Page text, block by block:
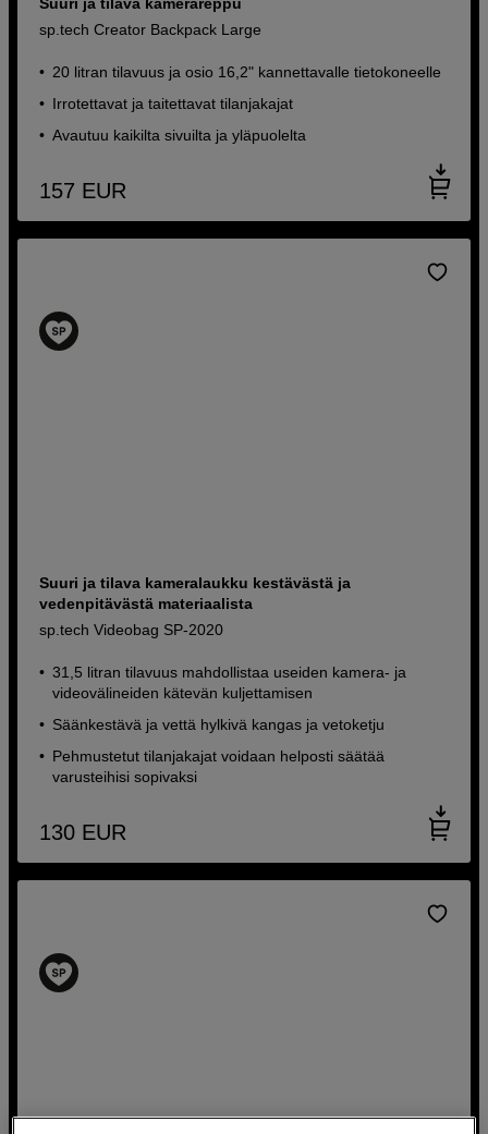
sp.tech Creator Backpack Large
20 litran tilavuus ja osio 16,2" kannettavalle tietokoneelle
Irrotettavat ja taitettavat tilanjakajat
Avautuu kaikilta sivuilta ja yläpuolelta
157 EUR
Suuri ja tilava kameralaukku kestävästä ja
vedenpitävästä materiaalista
sp.tech Videobag SP-2020
31,5 litran tilavuus mahdollistaa useiden kamera- ja
videovälineiden kätevän kuljettamisen
Säänkestävä ja vettä hylkivä kangas ja vetoketju
Pehmustetut tilanjakajat voidaan helposti säätää
varusteihisi sopivaksi
130 EUR